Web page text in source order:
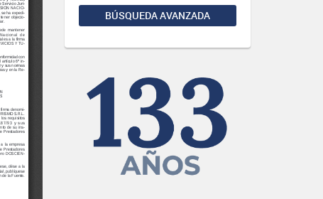
BÚSQUEDA AVANZADA